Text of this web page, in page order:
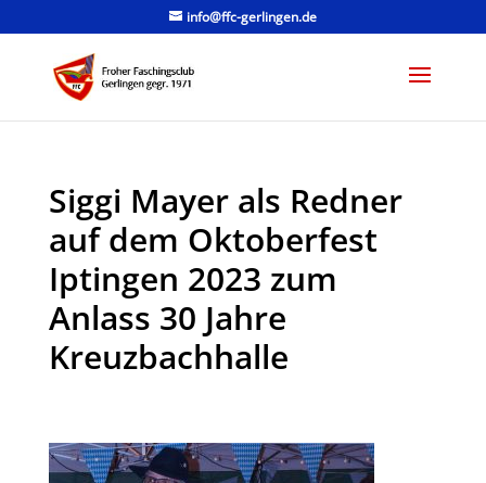
info@ffc-gerlingen.de
Siggi Mayer als Redner
auf dem Oktoberfest
Iptingen 2023 zum
Anlass 30 Jahre
Kreuzbachhalle